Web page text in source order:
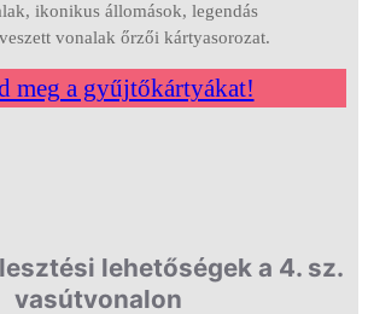
ikonikus állomások, legendás
vonalak őrzői kártyasorozat.
meg a gyűjtőkártyákat!
lehetőségek a 4. sz.
vasútvonalon